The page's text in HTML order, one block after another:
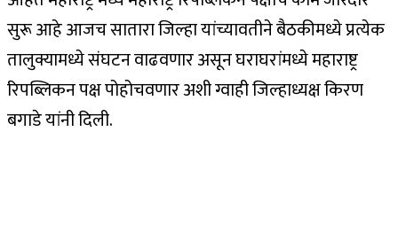
सुरू आहे आजच सातारा जिल्हा यांच्यावतीने बैठकीमध्ये प्रत्येक
तालुक्यामध्ये संघटन वाढवणार असून घराघरांमध्ये महाराष्ट्र
रिपब्लिकन पक्ष पोहोचवणार अशी ग्वाही जिल्हाध्यक्ष किरण
बगाडे यांनी दिली.